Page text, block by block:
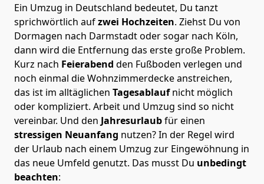
Ein Umzug in Deutschland bedeutet, Du tanzt
sprichwörtlich aufzwei Hochzeiten. Ziehst Du von
Dormagen nach Darmstadt oder sogar nach Köln,
dann wird die Entfernung das erste große Problem.
Kurz nach Feierabend den Fußboden verlegen und
noch einmal die Wohnzimmerdecke anstreichen,
das ist im alltäglichen Tagesablaufnicht möglich
oder kompliziert. Arbeit und Umzug sind so nicht
vereinbar. Und den Jahresurlaubfür einen
stressigen Neuanfang nutzen? In der Regel wird
der Urlaub nach einem Umzug zur Eingewöhnung in
das neue Umfeld genutzt. Das musst Du unbedingt
beachten: